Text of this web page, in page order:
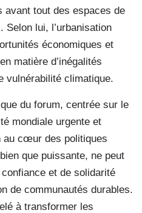
tout des espaces de
Selon lui, l’urbanisation
économiques et
matière d’inégalités
vulnérabilité climatique.
du forum, centrée sur le
mondiale urgente et
au cœur des politiques
que puissante, ne peut
et de solidarité
de communautés durables.
à transformer les